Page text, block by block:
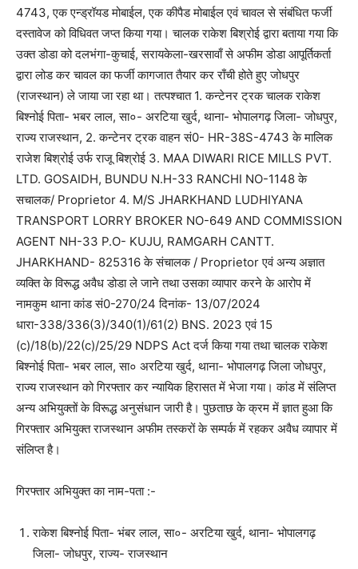
4743, एक एन्ड्रॉयड मोबाईल, एक कीपैड मोबाईल एवं चावल से संबंधित फर्जी
दस्तावेज को विधिवत जप्त किया गया। चालक राकेश बिश्रोई द्वारा बताया गया कि
उक्त डोडा को दलभंगा-कुचाई, सरायकेला-खरसावाँ से अफीम डोडा आपूर्तिकर्ता
द्वारा लोड कर चावल का फर्जी कागजात तैयार कर राँची होते हुए जोधपुर
(राजस्थान) ले जाया जा रहा था। तत्पश्चात 1. कन्टेनर ट्रक चालक राकेश
बिश्नोई पिता- भबर लाल, सा०- अरटिया खुर्द, थाना- भोपालगढ़ जिला- जोधपुर,
राज्य राजस्थान, 2. कन्टेनर ट्रक वाहन सं0- HR-38S-4743 के मालिक
राजेश बिश्रोई उर्फ राजू बिश्रोई 3. MAA DIWARI RICE MILLS PVT.
LTD. GOSAIDH, BUNDU N.H-33 RANCHI NO-1148 के
सचालक/ Proprietor 4. M/S JHARKHAND LUDHIYANA
TRANSPORT LORRY BROKER NO-649 AND COMMISSION
AGENT NH-33 P.O- KUJU, RAMGARH CANTT.
JHARKHAND- 825316 के संचालक / Proprietor एवं अन्य अज्ञात
व्यक्ति के विरूद्ध अवैध डोडा ले जाने तथा उसका व्यापार करने के आरोप में
नामकुम थाना कांड सं0-270/24 दिनांक- 13/07/2024
धारा-338/336(3)/340(1)/61(2) BNS. 2023 एवं 15
(c)/18(b)/22(c)/25/29 NDPS Act दर्ज किया गया तथा चालक राकेश
बिश्नोई पिता- भबर लाल, सा० अरटिया खुर्द, थाना- भोपालगढ़ जिला जोधपुर,
राज्य राजस्थान को गिरफ्तार कर न्यायिक हिरासत में भेजा गया। कांड में संलिप्त
अन्य अभियुक्तों के विरूद्ध अनुसंधान जारी है। पुछताछ के क्रम में ज्ञात हुआ कि
गिरफ्तार अभियुक्त राजस्थान अफीम तस्करों के सम्पर्क में रहकर अवैध व्यापार में
संलिप्त है।
गिरफ्तार अभियुक्त का नाम-पता :-
राकेश बिश्नोई पिता- भंबर लाल, सा०- अरटिया खुर्द, थाना- भोपालगढ़
जिला- जोधपुर, राज्य- राजस्थान